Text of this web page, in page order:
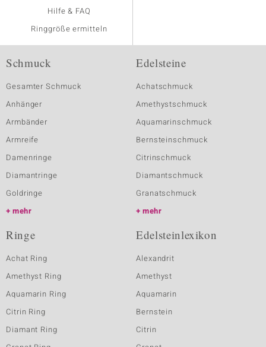
Hilfe & FAQ
Ringgröße ermitteln
Schmuck
Gesamter Schmuck
Anhänger
Armbänder
Armreife
Damenringe
Diamantringe
Goldringe
mehr
Edelsteine
Achatschmuck
Amethystschmuck
Aquamarinschmuck
Bernsteinschmuck
Citrinschmuck
Diamantschmuck
Granatschmuck
mehr
Ringe
Achat Ring
Amethyst Ring
Aquamarin Ring
Citrin Ring
Diamant Ring
Edelsteinlexikon
Alexandrit
Amethyst
Aquamarin
Bernstein
Citrin